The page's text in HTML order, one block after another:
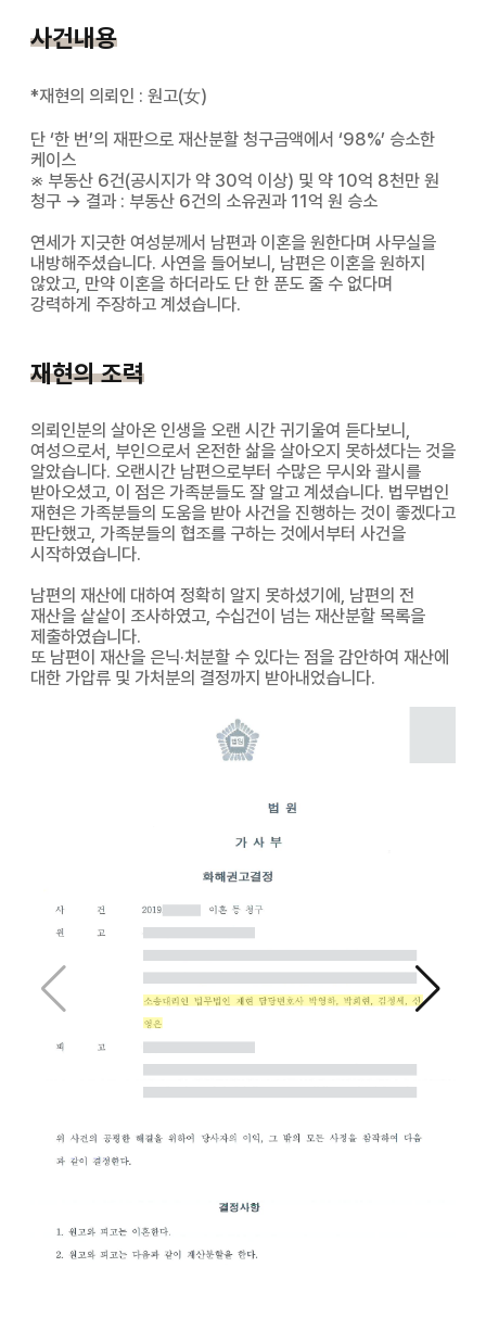
사건내용
*재현의 의뢰인 : 원고(女)
단 ‘한 번’의 재판으로 재산분할 청구금액에서 ‘98%’ 승소한
케이스
※ 부동산 6건(공시지가 약 30억 이상) 및 약 10억 8천만 원
청구 → 결과 : 부동산 6건의 소유권과 11억 원 승소
연세가 지긋한 여성분께서 남편과 이혼을 원한다며 사무실을
내방해주셨습니다. 사연을 들어보니, 남편은 이혼을 원하지
않았고, 만약 이혼을 하더라도 단 한 푼도 줄 수 없다며
강력하게 주장하고 계셨습니다.
재현의 조력
의뢰인분의 살아온 인생을 오랜 시간 귀기울여 듣다보니,
여성으로서, 부인으로서 온전한 삶을 살아오지 못하셨다는 것을
알았습니다. 오랜시간 남편으로부터 수많은 무시와 괄시를
받아오셨고, 이 점은 가족분들도 잘 알고 계셨습니다. 법무법인
재현은 가족분들의 도움을 받아 사건을 진행하는 것이 좋겠다고
판단했고, 가족분들의 협조를 구하는 것에서부터 사건을
시작하였습니다.
남편의 재산에 대하여 정확히 알지 못하셨기에, 남편의 전
재산을 샅샅이 조사하였고, 수십건이 넘는 재산분할 목록을
제출하였습니다.
또 남편이 재산을 은닉·처분할 수 있다는 점을 감안하여 재산에
대한 가압류 및 가처분의 결정까지 받아내었습니다.